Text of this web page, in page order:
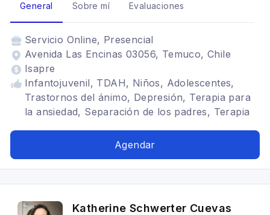
General Sobre mí Evaluaciones
Servicio Online, Presencial
Avenida Las Encinas 03056, Temuco, Chile
Isapre
Infantojuvenil, TDAH, Niños, Adolescentes,
Trastornos del ánimo, Depresión, Terapia para
la ansiedad, Separación de los padres, Terapia
autista, Neurodivergencia, competencias
Agendar
Katherine Schwerter Cuevas